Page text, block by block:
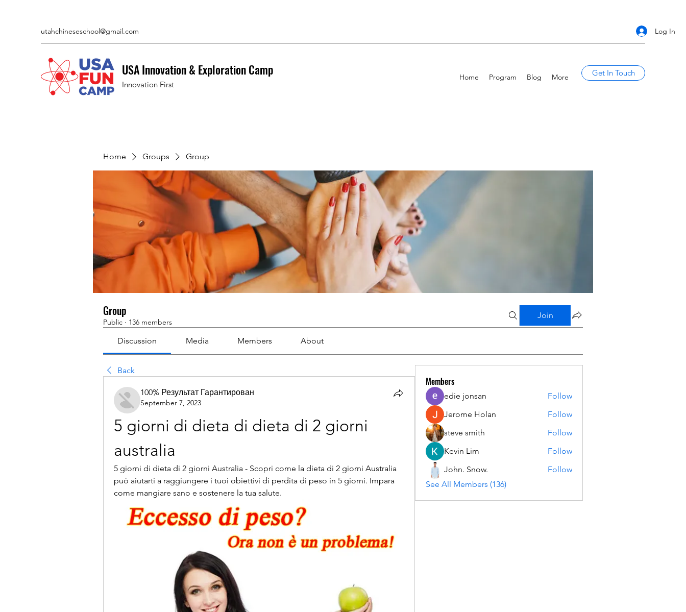
utahchineseschool@gmail.com Log In
USA Innovation & Exploration Camp
Innovation First
Home Program Blog More Get In Touch
Home Groups Group
Group
Public · 136 members
Join
Discussion Media Members About
Back
100% Результат Гарантирован
September 7, 2023
5 giorni di dieta di dieta di 2 giorni
australia
5 giorni di dieta di 2 giorni Australia - Scopri come la dieta di 2 giorni Australia
può aiutarti a raggiungere i tuoi obiettivi di perdita di peso in 5 giorni. Impara
come mangiare sano e sostenere la tua salute.
Members
edie jonsan
Follow
Jerome Holan
Follow
steve smith
Follow
Kevin Lim
Follow
John. Snow.
Follow
See All Members (136)